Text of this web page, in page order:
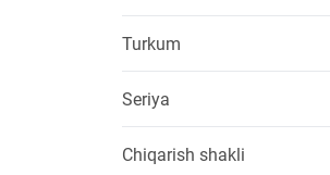
Turkum
Seriya
Chiqarish shakli